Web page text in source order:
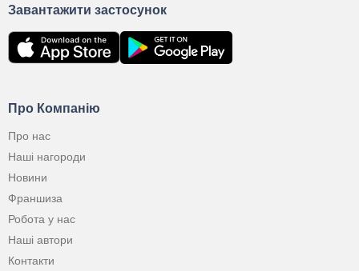
Про Компанію
Про нас
Наші нагороди
Новини
Франшиза
Робота у нас
Наші автори
Контакти
Завантажити застосунок